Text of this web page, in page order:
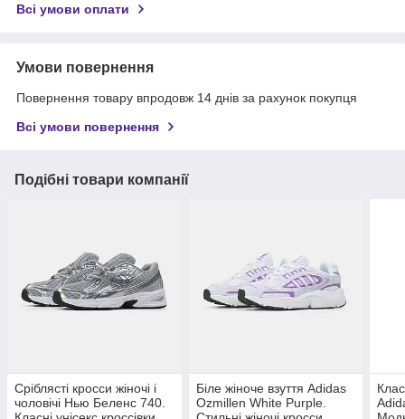
Всі умови оплати
Умови повернення
Повернення товару впродовж 14 днів за рахунок покупця
Всі умови повернення
Подібні товари компанії
Сріблясті кросси жіночі і
чоловічі Нью Беленс 740.
Біле жіноче взуття Adidas
Ozmillen White Purple.